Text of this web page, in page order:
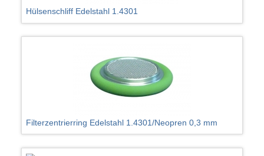
Hülsenschliff Edelstahl 1.4301
Filterzentrierring Edelstahl 1.4301/Neopren 0,3 mm